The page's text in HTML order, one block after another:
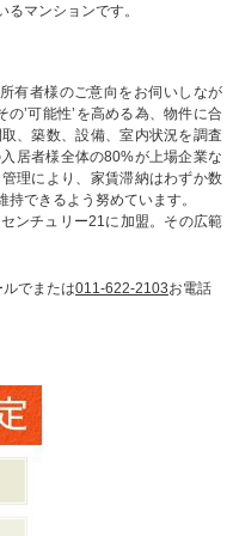
マンションです。
有者様のご意向をお伺いしなが
の’可能性’を高める為、物件に合
、築数、設備、室内状況を調査
居者様全体の80%が上場企業な
理により、家賃滞納はわずか数
できるよう努めています。
ンチュリー21に加盟。その広範
でまたは011-622-2103お電話